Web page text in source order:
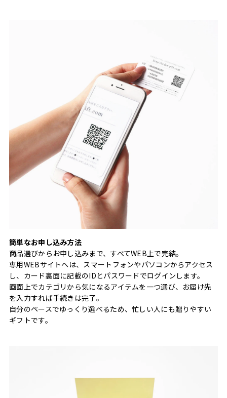
簡単なお申し込み方法
商品選びからお申し込みまで、すべてWEB上で完結。
専用WEBサイトへは、スマートフォンやパソコンからアクセス
し、カード裏面に記載のIDとパスワードでログインします。
画面上でカテゴリから気になるアイテムを一つ選び、お届け先
を入力すれば手続きは完了。
自分のペースでゆっくり選べるため、忙しい人にも贈りやすい
ギフトです。